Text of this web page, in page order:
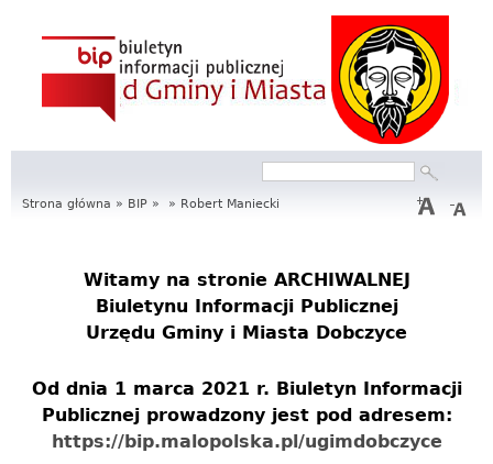
e
r
w
I
n
o
r
Formularz
wyszukiwania
Strona główna » BIP » » Robert Maniecki
Witamy na stronie ARCHIWALNEJ
Biuletynu Informacji Publicznej
Urzędu Gminy i Miasta Dobczyce
Od dnia 1 marca 2021 r. Biuletyn Informacji
Publicznej prowadzony jest pod adresem:
https://bip.malopolska.pl/ugimdobczyce